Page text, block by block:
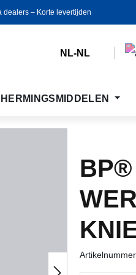
dealers ‒ Korte levertijden
NL-NL
BP®